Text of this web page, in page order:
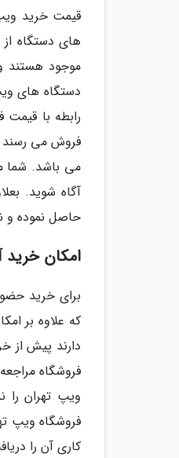
قیمت خرید
های دستگاه
موجود هستند
دستگاه های
رابطه با
فروش می رسند
می باشد. شما
آگاه شوید.
حاصل نموده و
امکان خرید
برای خرید
که علاوه بر
دارند پیش از
فروشگاه
ویپ تهران را
کاری آن را